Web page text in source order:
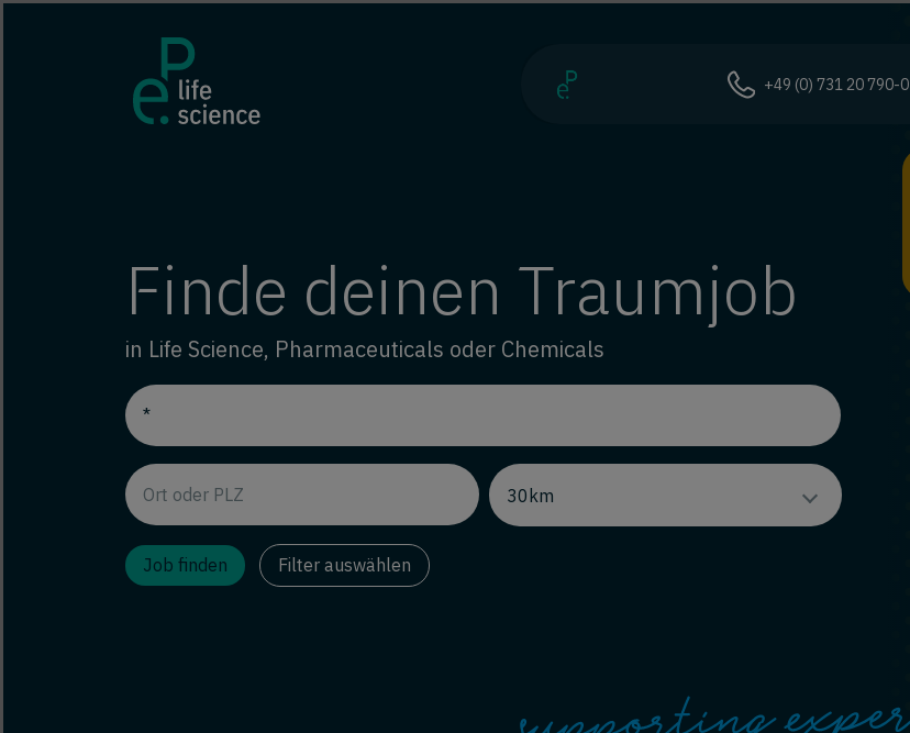
+49 (0) 731 20 790-0
Finde deinen Traumjob
in Life Science, Pharmaceuticals oder Chemicals
Filter auswählen